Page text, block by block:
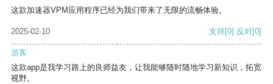
这款加速器VPM应用程序已经为我们带来了无限的流畅体验。
2025-02-10 支持[0] 反对[0]
游客
这款app是我学习路上的良师益友，让我能够随时随地学习新知识，拓宽
视野。